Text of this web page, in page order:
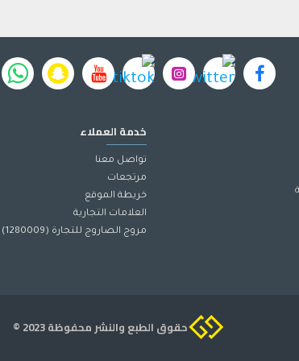
البوتاسيوم ، ثلاثي بروبيلين جليكول ، ديبروبيلين
خدمة العملاء
تواصل معنا
مرتجعات
خريطة الموقع
العلامات التجارية
مروج الصاروج للتجارة (1280009)
حقوق الطبع والنشر محفوظة 2023 ©